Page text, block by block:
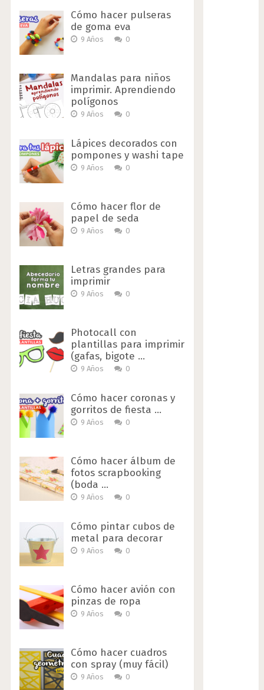
Cómo hacer pulseras
de goma eva
9 Años 0
Mandalas para niños
imprimir. Aprendiendo
polígonos
9 Años 0
Lápices decorados con
pompones y washi tape
9 Años 0
Cómo hacer flor de
papel de seda
9 Años 0
Letras grandes para
imprimir
9 Años 0
Photocall con
plantillas para imprimir
(gafas, bigote …
9 Años 0
Cómo hacer coronas y
gorritos de fiesta …
9 Años 0
Cómo hacer álbum de
fotos scrapbooking
(boda …
9 Años 0
Cómo pintar cubos de
metal para decorar
9 Años 0
Cómo hacer avión con
pinzas de ropa
9 Años 0
Cómo hacer cuadros
con spray (muy fácil)
9 Años 0